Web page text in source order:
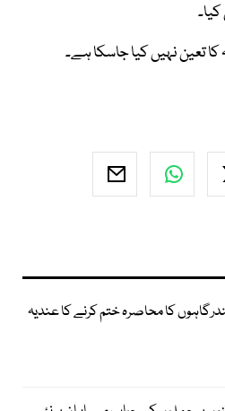
تعین نہیں کیا جاسکا ہے۔
کا محاصرہ ختم کرنے کا عندیہ